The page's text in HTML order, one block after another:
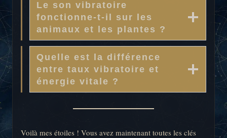
Le son vibratoire
fonctionne-t-il sur les
animaux et les plantes ?
Quelle est la différence
entre taux vibratoire et
énergie vitale ?
Voilà mes étoiles ! Vous avez maintenant toutes les clés